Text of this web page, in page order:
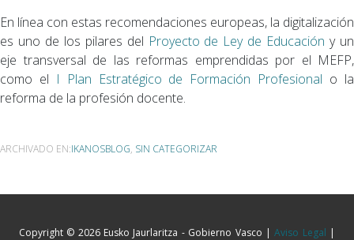
En línea con estas recomendaciones europeas, la digitalización
es uno de los pilares del Proyecto de Ley de Educación y un
eje transversal de las reformas emprendidas por el MEFP,
como el I Plan Estratégico de Formación Profesional o la
reforma de la profesión docente.
ARCHIVADO EN:IKANOSBLOG, SIN CATEGORIZAR
Copyright © 2026 Eusko Jaurlaritza - Gobierno Vasco |Aviso Legal |